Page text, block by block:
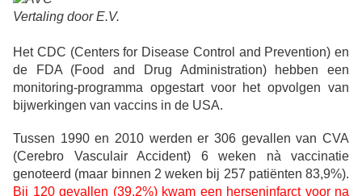
Vertaling door E.V.
Het CDC (Centers for Disease Control and Prevention) en
de FDA (Food and Drug Administration) hebben een
monitoring-programma opgestart voor het opvolgen van
bijwerkingen van vaccins in de USA.
Tussen 1990 en 2010 werden er 306 gevallen van CVA
(Cerebro Vasculair Accident) 6 weken nà vaccinatie
genoteerd (maar binnen 2 weken bij 257 patiënten 83,9%).
Bij 120 gevallen (39,2%) kwam een herseninfarct voor na